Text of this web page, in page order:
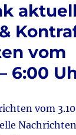
aktuell
vom
6:00
vom